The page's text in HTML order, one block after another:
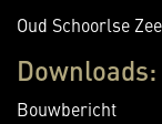
Oud Schoorlse
Downloads:
Bouwbericht